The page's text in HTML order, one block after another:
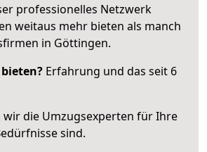
professionelles Netzwerk
weitaus mehr bieten als manch
in Göttingen.
Erfahrung und das seit 6
wir die Umzugsexperten für Ihre
sind.